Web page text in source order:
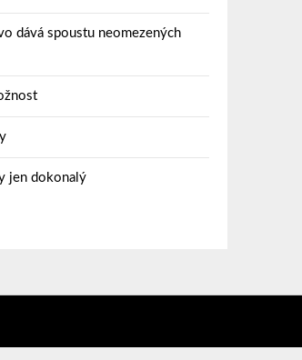
dává spoustu neomezených
jen dokonalý